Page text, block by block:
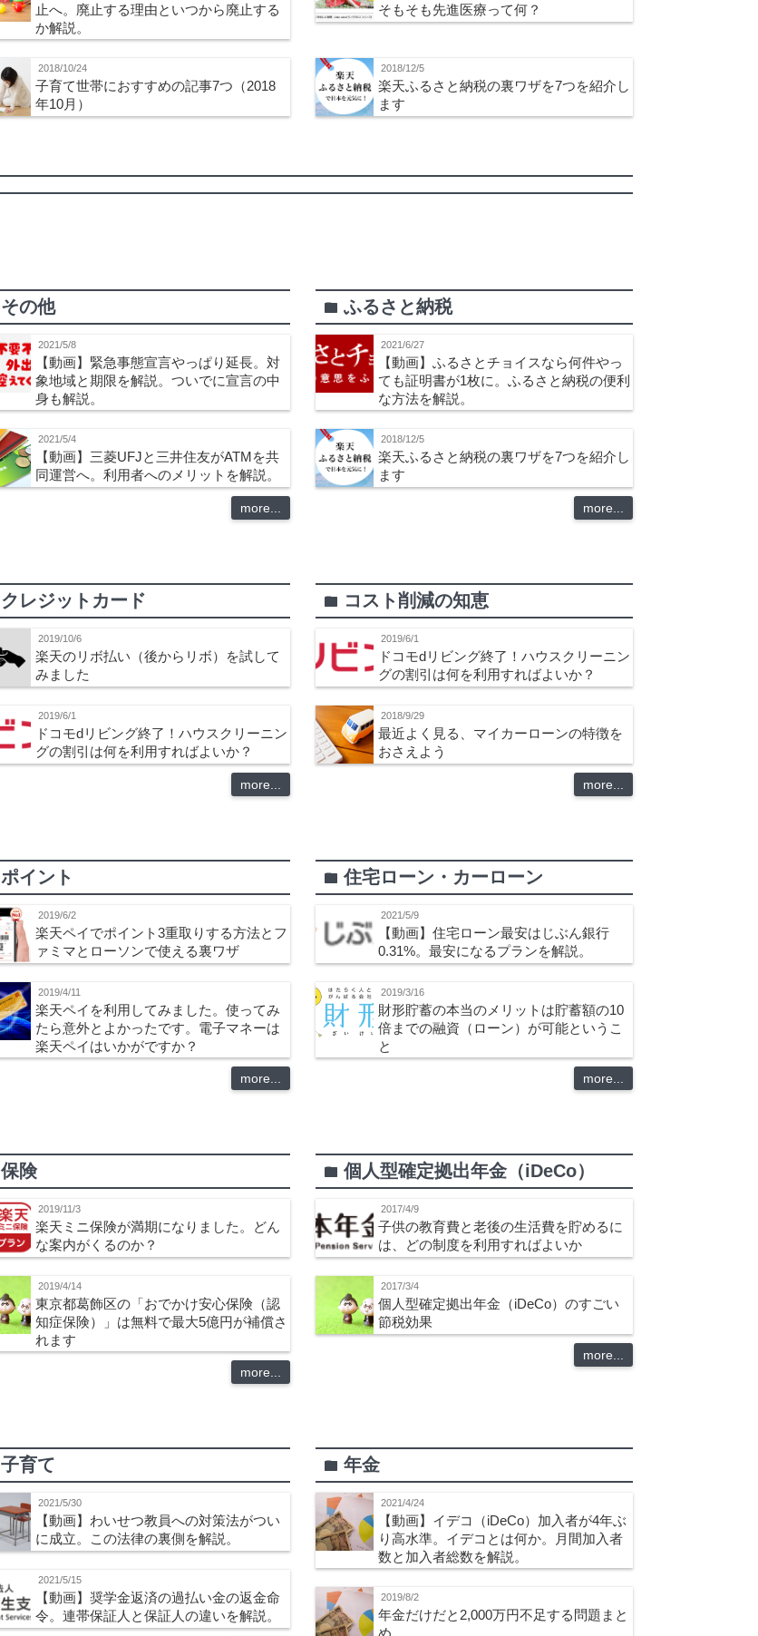
止へ。廃止する理由といつから廃止する
か解説。
そもそも先進医療って何？
2018/10/24
子育て世帯におすすめの記事7つ（2018
年10月）
2018/12/5
楽天ふるさと納税の裏ワザを7つを紹介し
ます
その他
2021/5/8
【動画】緊急事態宣言やっぱり延長。対
象地域と期限を解説。ついでに宣言の中
身も解説。
2021/5/4
【動画】三菱UFJと三井住友がATMを共
同運営へ。利用者へのメリットを解説。
more...
folder ふるさと納税
2021/6/27
【動画】ふるさとチョイスなら何件やっ
ても証明書が1枚に。ふるさと納税の便利
な方法を解説。
2018/12/5
楽天ふるさと納税の裏ワザを7つを紹介し
ます
more...
クレジットカード
2019/10/6
楽天のリボ払い（後からリボ）を試して
みました
2019/6/1
ドコモdリビング終了！ハウスクリーニン
グの割引は何を利用すればよいか？
more...
folder コスト削減の知恵
2019/6/1
ドコモdリビング終了！ハウスクリーニン
グの割引は何を利用すればよいか？
2018/9/29
最近よく見る、マイカーローンの特徴を
おさえよう
more...
ポイント
2019/6/2
楽天ペイでポイント3重取りする方法とフ
ァミマとローソンで使える裏ワザ
2019/4/11
楽天ペイを利用してみました。使ってみ
たら意外とよかったです。電子マネーは
楽天ペイはいかがですか？
more...
folder住宅ローン・カーローン
2021/5/9
【動画】住宅ローン最安はじぶん銀行
0.31%。最安になるプランを解説。
2019/3/16
財形貯蓄の本当のメリットは貯蓄額の10
倍までの融資（ローン）が可能というこ
と
more...
保険
2019/11/3
楽天ミニ保険が満期になりました。どん
な案内がくるのか？
2019/4/14
東京都葛飾区の「おでかけ安心保険（認
知症保険）」は無料で最大5億円が補償さ
れます
more...
folder 個人型確定拠出年金（iDeCo）
2017/4/9
子供の教育費と老後の生活費を貯めるに
は、どの制度を利用すればよいか
2017/3/4
個人型確定拠出年金（iDeCo）のすごい
節税効果
more...
子育て
2021/5/30
【動画】わいせつ教員への対策法がつい
に成立。この法律の裏側を解説。
2021/5/15
【動画】奨学金返済の過払い金の返金命
令。連帯保証人と保証人の違いを解説。
folder 年金
2021/4/24
【動画】イデコ（iDeCo）加入者が4年ぶ
り高水準。イデコとは何か。月間加入者
数と加入者総数を解説。
2019/8/2
年金だけだと2,000万円不足する問題まと
め